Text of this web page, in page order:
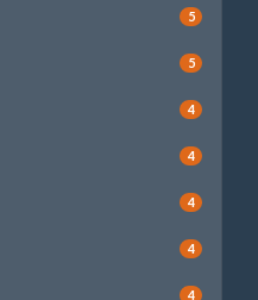
5
5
4
4
4
4
4